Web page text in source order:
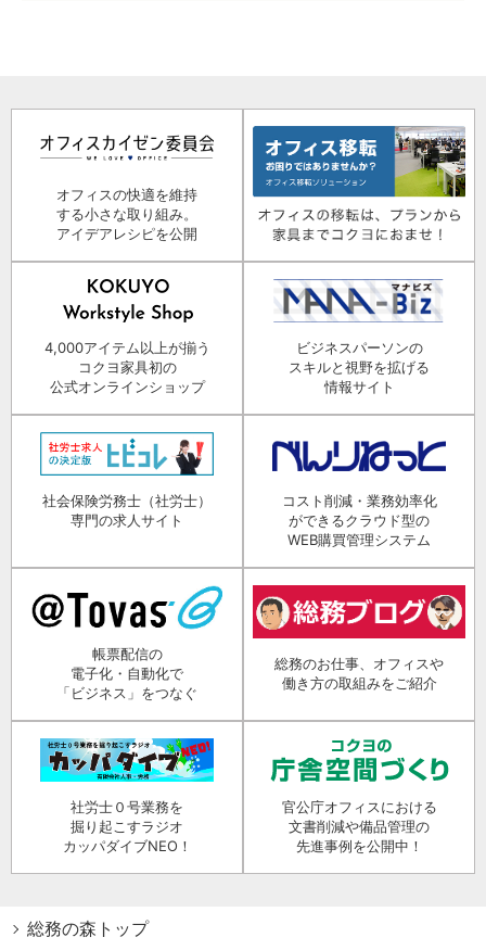
オフィスの快適を維持
する小さな取り組み。
アイデアレシピを公開
4,000アイテム以上が揃う
コクヨ家具初の
公式オンラインショップ
ビジネスパーソンの
スキルと視野を拡げる
情報サイト
社会保険労務士（社労士）
専門の求人サイト
コスト削減・業務効率化
ができるクラウド型の
WEB購買管理システム
帳票配信の
電子化・自動化で
「ビジネス」をつなぐ
総務のお仕事、オフィスや
働き方の取組みをご紹介
社労士０号業務を
掘り起こすラジオ
カッパダイブNEO！
官公庁オフィスにおける
文書削減や備品管理の
先進事例を公開中！
総務の森トップ